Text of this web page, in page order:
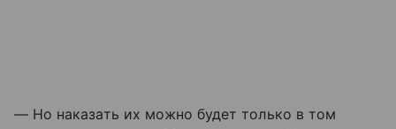
— Но наказать их можно будет только в том